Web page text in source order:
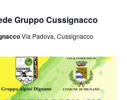
Gruppo Cussignacco
Via Padova, Cussignacco